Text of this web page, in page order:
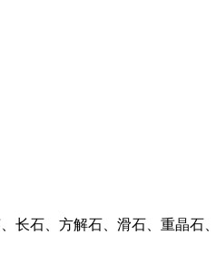
长石、方解石、滑石、重晶石